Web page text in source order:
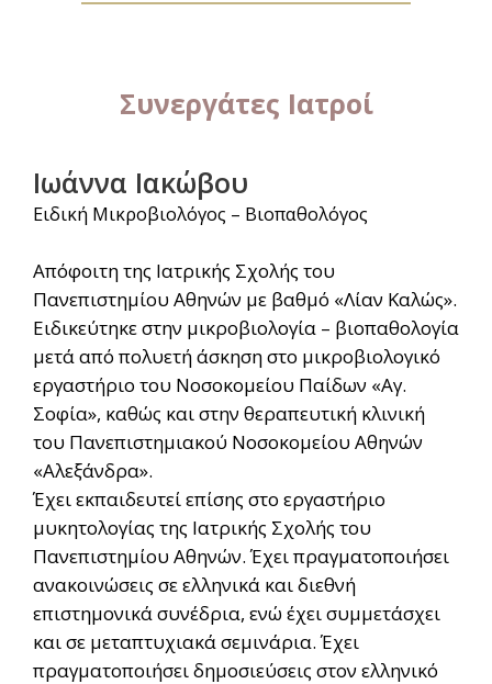
Συνεργάτες Ιατροί
Ιωάννα Ιακώβου
Ειδική Μικροβιολόγος – Βιοπαθολόγος
Απόφοιτη της Ιατρικής Σχολής του
Πανεπιστημίου Αθηνών με βαθμό «Λίαν Καλώς».
Ειδικεύτηκε στην μικροβιολογία – βιοπαθολογία
μετά από πολυετή άσκηση στο μικροβιολογικό
εργαστήριο του Νοσοκομείου Παίδων «Αγ.
Σοφία», καθώς και στην θεραπευτική κλινική
του Πανεπιστημιακού Νοσοκομείου Αθηνών
«Αλεξάνδρα».
Έχει εκπαιδευτεί επίσης στο εργαστήριο
μυκητολογίας της Ιατρικής Σχολής του
Πανεπιστημίου Αθηνών. Έχει πραγματοποιήσει
ανακοινώσεις σε ελληνικά και διεθνή
επιστημονικά συνέδρια, ενώ έχει συμμετάσχει
και σε μεταπτυχιακά σεμινάρια. Έχει
πραγματοποιήσει δημοσιεύσεις στον ελληνικό